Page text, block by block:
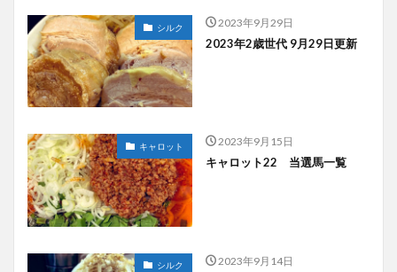
シルク 2023年9月29日
2023年2歳世代 9月29日更新
キャロット 2023年9月15日
キャロット22 当選馬一覧
シルク 2023年9月14日